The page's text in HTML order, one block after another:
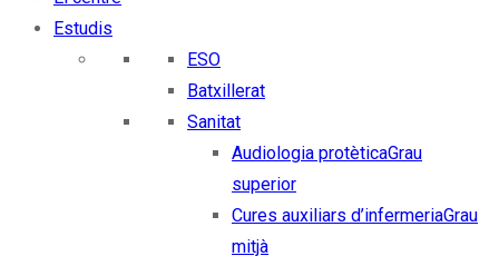
Estudis
ESO
Batxillerat
Sanitat
Audiologia protèticaGrau
superior
Cures auxiliars d’infermeriaGrau
mitjà